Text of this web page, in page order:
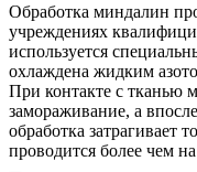
Обработка миндалин
учреждениях
используется
охлаждена жидким
При контакте с тканью
замораживание, а
обработка затрагивает
проводится более чем